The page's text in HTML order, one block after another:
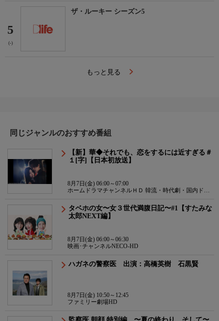
5
(-)
ザ・ルーキー シーズン5
もっと見る
同じジャンルのおすすめ番組
【新】華◆それでも、恋をするには近すぎる＃
１[字]【日本初放送】
8月7日(金) 06:00～07:00
ホームドラマチャンネルＨＤ 韓流・時代劇・国内ドラ
タベホの女〜女３世代満腹日記〜#1【すたみな
太郎NEXT編】
8月7日(金) 06:00～06:30
映画･チャンネルNECO-HD
ハガネの警察医 出演：高橋英樹 石黒賢
8月7日(金) 10:50～12:45
ファミリー劇場HD